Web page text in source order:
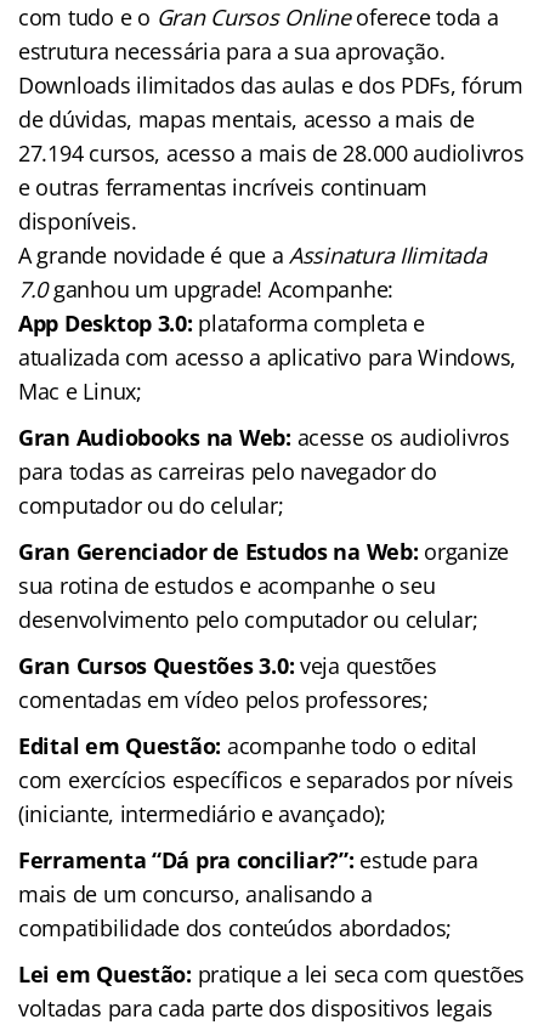
com tudo e o Gran Cursos Onlineoferece toda a
estrutura necessária para a sua aprovação.
Downloads ilimitados das aulas e dos PDFs, fórum
de dúvidas, mapas mentais, acesso a mais de
27.194 cursos, acesso a mais de 28.000 audiolivros
e outras ferramentas incríveis continuam
disponíveis.
A grande novidade é que a Assinatura Ilimitada
7.0ganhou um upgrade! Acompanhe:
App Desktop 3.0: plataforma completa e
atualizada com acesso a aplicativo para Windows,
Mac e Linux;
Gran Audiobooks na Web: acesse os audiolivros
para todas as carreiras pelo navegador do
computador ou do celular;
Gran Gerenciador de Estudos na Web: organize
sua rotina de estudos e acompanhe o seu
desenvolvimento pelo computador ou celular;
Gran Cursos Questões 3.0: veja questões
comentadas em vídeo pelos professores;
Edital em Questão: acompanhe todo o edital
com exercícios específicos e separados por níveis
(iniciante, intermediário e avançado);
Ferramenta “Dá pra conciliar?”: estude para
mais de um concurso, analisando a
compatibilidade dos conteúdos abordados;
Lei em Questão: pratique a lei seca com questões
voltadas para cada parte dos dispositivos legais